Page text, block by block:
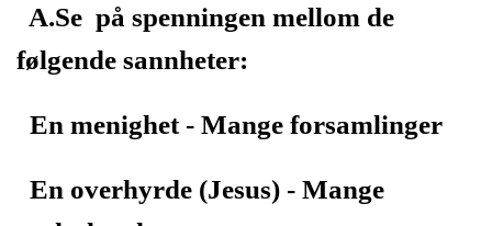
A.Se på spenningen mellom de
følgende sannheter:
En menighet - Mange forsamlinger
En overhyrde (Jesus) - Mange